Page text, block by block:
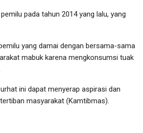
pada tahun 2014 yang lalu, yang
yang damai dengan bersama-sama
mabuk karena mengkonsumsi tuak
ini dapat menyerap aspirasi dan
masyarakat (Kamtibmas).